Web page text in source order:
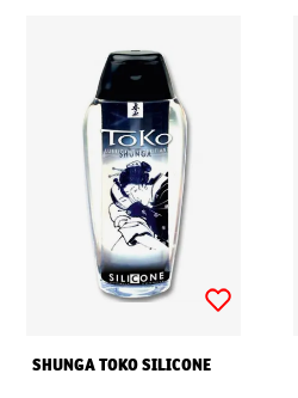
SHUNGA TOKO SILICONE